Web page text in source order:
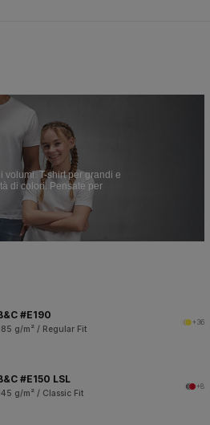
volumi. T-shirt per grandi e
di colori. Pensate per
#E190
g/m² / Regular Fit
+36
#E150 LSL
g/m² / Classic Fit
+8